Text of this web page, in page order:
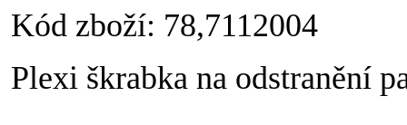
Kód zboží: 78,7112004
Plexi škrabka na odstranění